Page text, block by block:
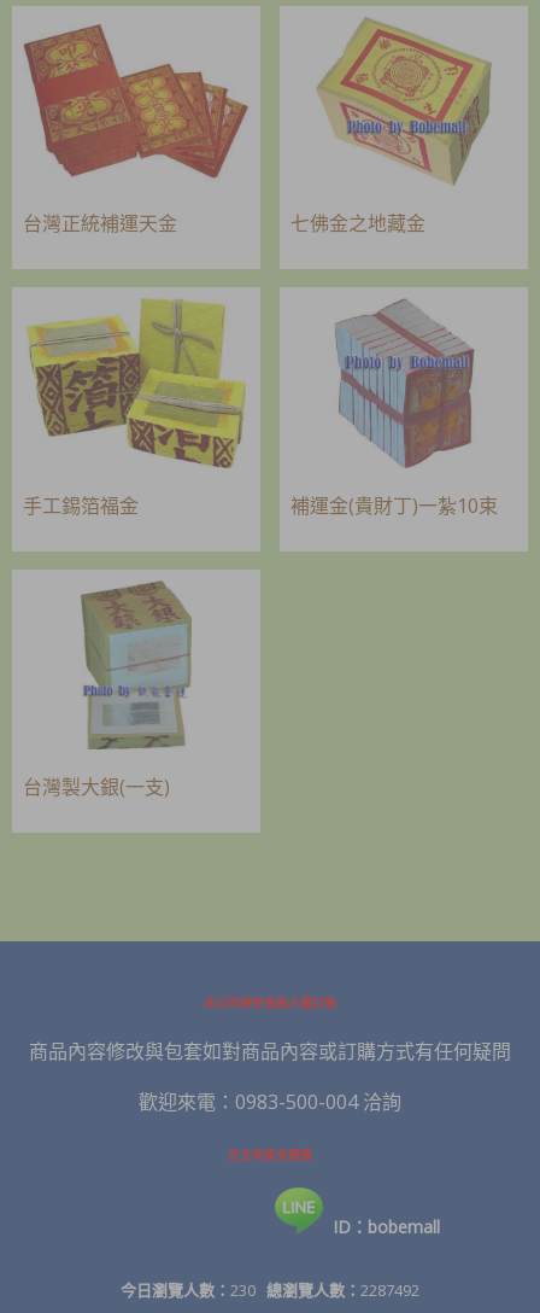
台灣正統補運天金 七佛金之地藏金
手工錫箔福金 補運金(貴財丁)一紮10束
台灣製大銀(一支)
本公司接受金紙大量訂做
商品內容修改與包套如對商品內容或訂購方式有任何疑問
歡迎來電：0983-500-004 洽詢
台北地區免運費
ID：bobemall
今日瀏覽人數： 230 總瀏覽人數： 2287492